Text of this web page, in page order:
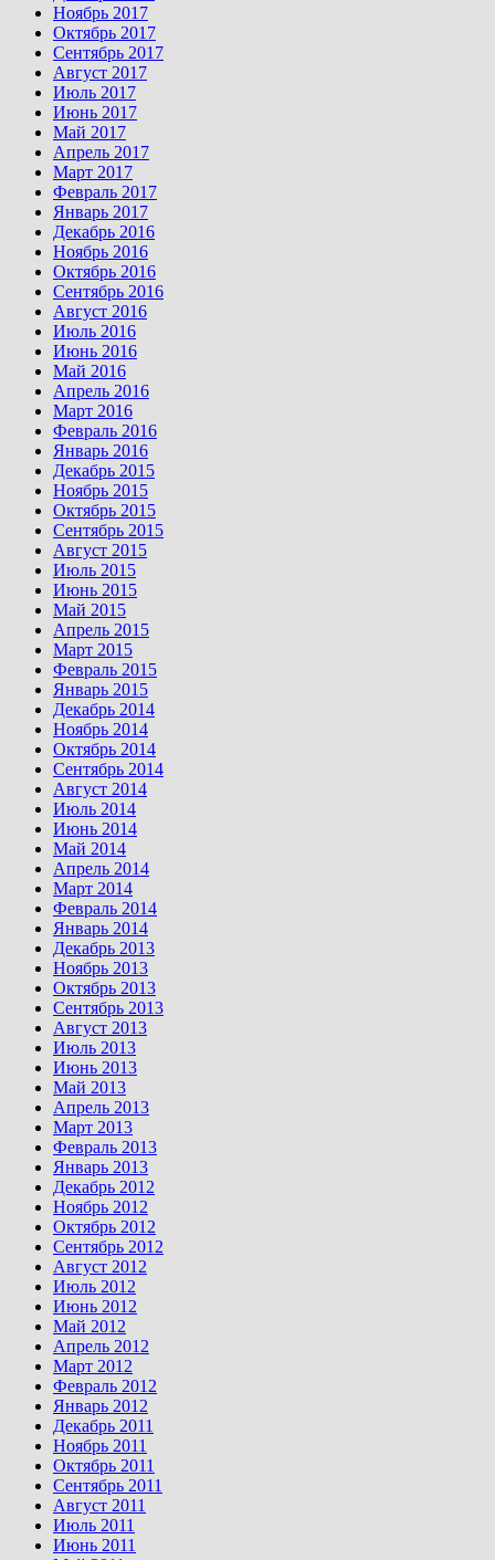
Ноябрь 2017
Октябрь 2017
Сентябрь 2017
Август 2017
Июль 2017
Июнь 2017
Май 2017
Апрель 2017
Март 2017
Февраль 2017
Январь 2017
Декабрь 2016
Ноябрь 2016
Октябрь 2016
Сентябрь 2016
Август 2016
Июль 2016
Июнь 2016
Май 2016
Апрель 2016
Март 2016
Февраль 2016
Январь 2016
Декабрь 2015
Ноябрь 2015
Октябрь 2015
Сентябрь 2015
Август 2015
Июль 2015
Июнь 2015
Май 2015
Апрель 2015
Март 2015
Февраль 2015
Январь 2015
Декабрь 2014
Ноябрь 2014
Октябрь 2014
Сентябрь 2014
Август 2014
Июль 2014
Июнь 2014
Май 2014
Апрель 2014
Март 2014
Февраль 2014
Январь 2014
Декабрь 2013
Ноябрь 2013
Октябрь 2013
Сентябрь 2013
Август 2013
Июль 2013
Июнь 2013
Май 2013
Апрель 2013
Март 2013
Февраль 2013
Январь 2013
Декабрь 2012
Ноябрь 2012
Октябрь 2012
Сентябрь 2012
Август 2012
Июль 2012
Июнь 2012
Май 2012
Апрель 2012
Март 2012
Февраль 2012
Январь 2012
Декабрь 2011
Ноябрь 2011
Октябрь 2011
Сентябрь 2011
Август 2011
Июль 2011
Июнь 2011